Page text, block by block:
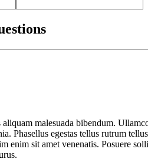
malesuada bibendum.
Phasellus egestas tellus rutrum tellus
enim sit amet venenatis. Posuere